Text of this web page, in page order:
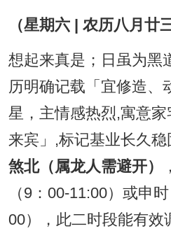
（星期六 | 农历八月廿
想起来真是；日虽为黑
历明确记载「宜修造、
星，主情感热烈,寓意
来宾」,标记基业长久稳
煞北（属龙人需避开）
（9：00-11:00）或申
00），此二时段能有效